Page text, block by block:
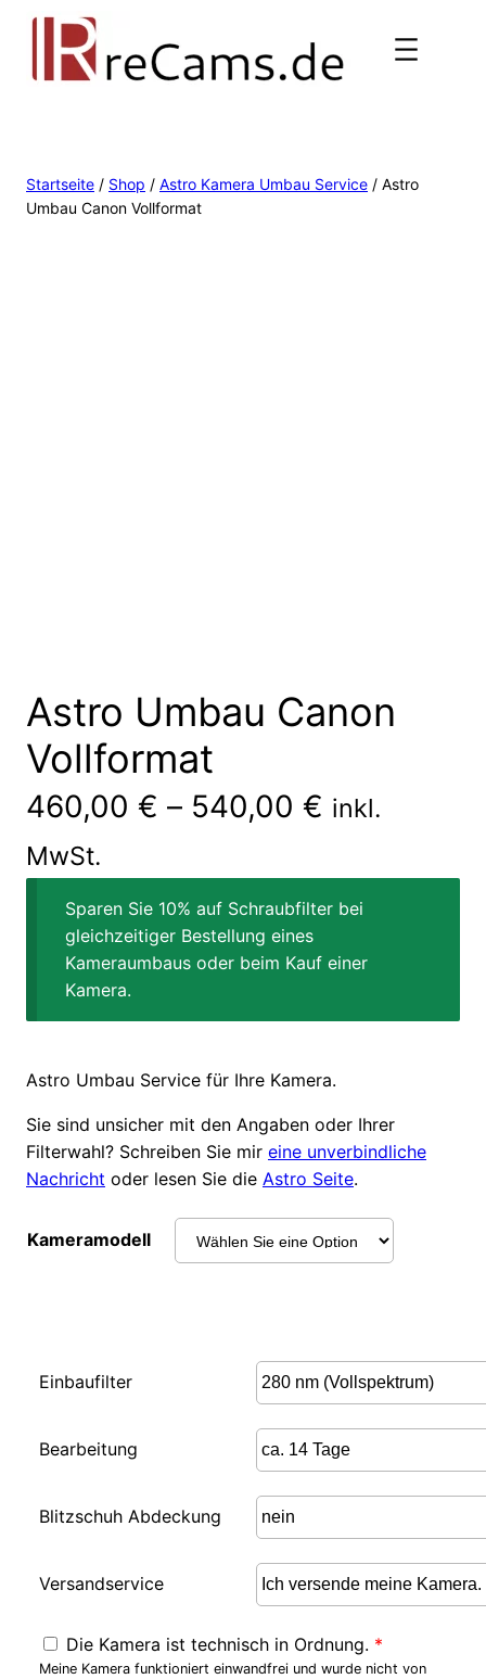
Startseite / Shop / Astro Kamera Umbau Service / Astro
Umbau Canon Vollformat
Astro Umbau Canon
Vollformat
460,00 € – 540,00 € inkl.
MwSt.
Sparen Sie 10% auf Schraubfilter bei
gleichzeitiger Bestellung eines
Kameraumbaus oder beim Kauf einer
Kamera.
Astro Umbau Service für Ihre Kamera.
Sie sind unsicher mit den Angaben oder Ihrer
Filterwahl? Schreiben Sie mir eine unverbindliche
Nachricht oder lesen Sie die Astro Seite.
Kameramodell
Einbaufilter
Bearbeitung
Blitzschuh Abdeckung
Versandservice
Die Kamera ist technisch in Ordnung. *
Meine Kamera funktioniert einwandfrei und wurde nicht von